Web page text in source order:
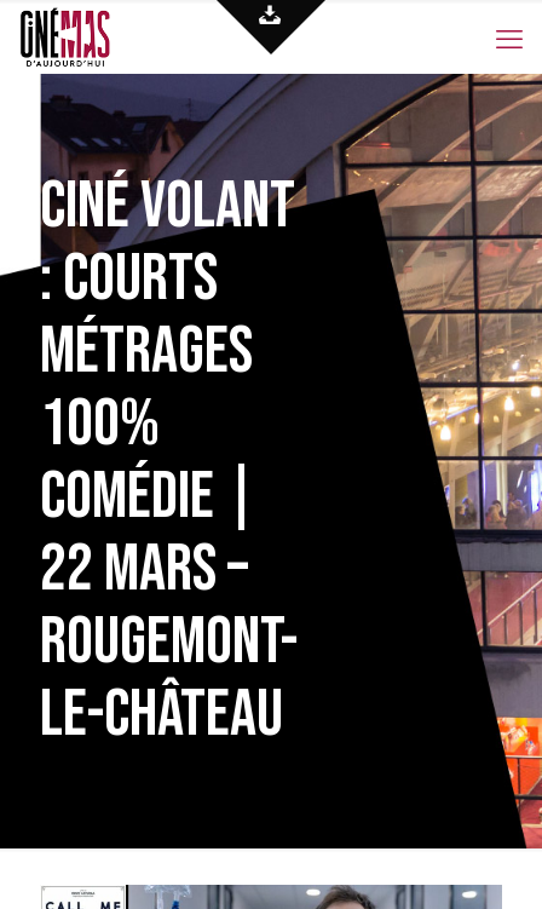
Ciné Volant
: Courts
Métrages
100%
Comédie |
22 mars –
Rougemont-
le-Château